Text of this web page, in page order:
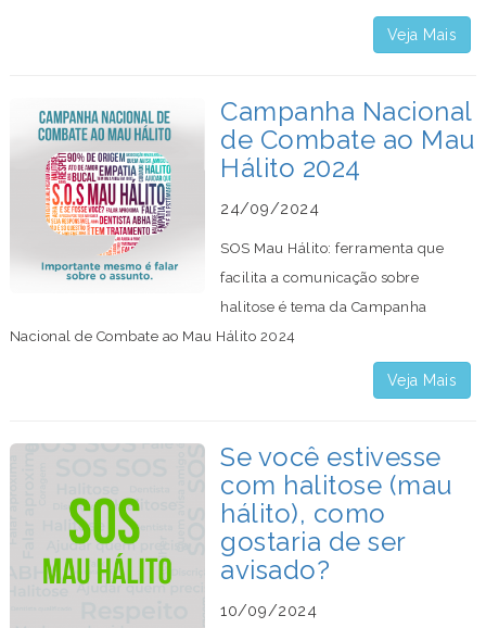
Veja Mais
Campanha Nacional
de Combate ao Mau
Hálito 2024
24/09/2024
SOS Mau Hálito: ferramenta que
facilita a comunicação sobre
halitose é tema da Campanha
Nacional de Combate ao Mau Hálito 2024
Veja Mais
Se você estivesse
com halitose (mau
hálito), como
gostaria de ser
avisado?
10/09/2024